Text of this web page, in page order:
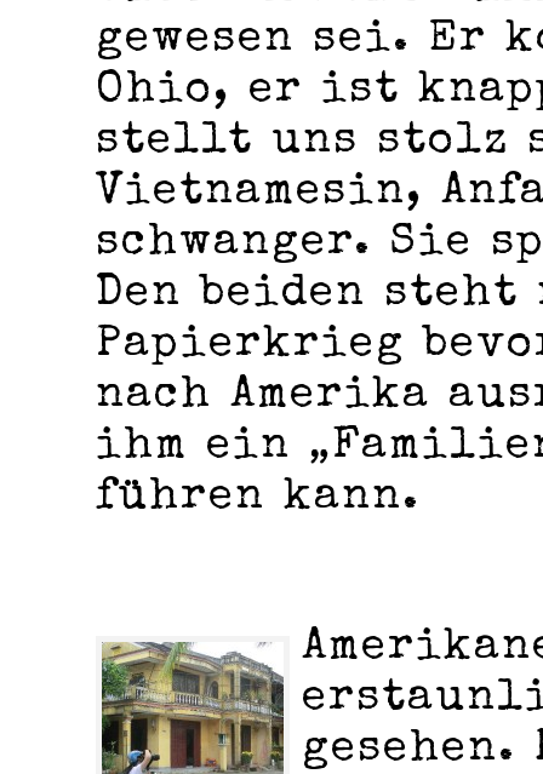
gewesen sei. Er
Ohio, er ist
stellt uns stolz
Vietnamesin,
schwanger. Sie
Den beiden
Papierkrieg
nach Amerika
ihm ein
führen kann.